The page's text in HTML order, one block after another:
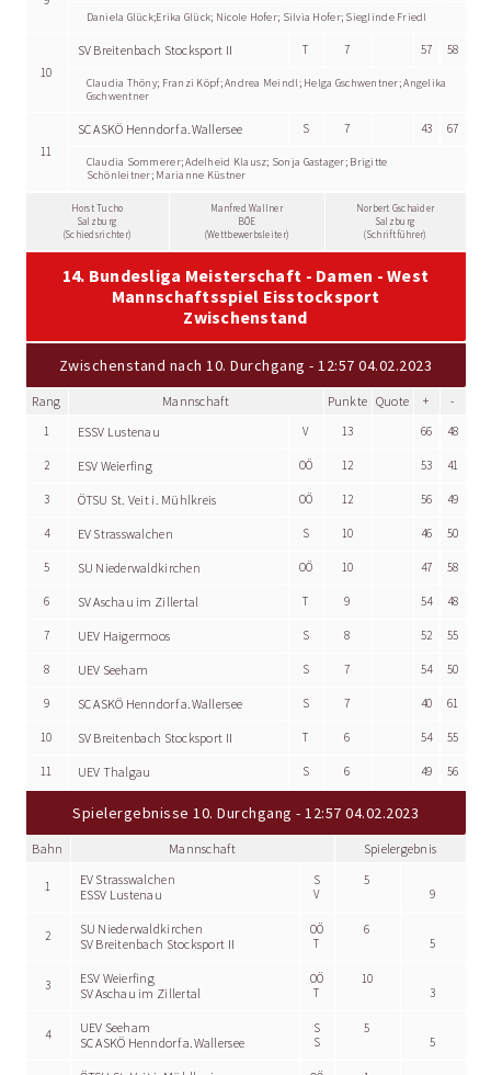
Daniela Glück;Erika Glück; Nicole Hofer; Silvia Hofer; Sieglinde Friedl
10
SV Breitenbach Stocksport II T 7 57 58
Claudia Thöny; Franzi Köpf; Andrea Meindl; Helga Gschwentner; Angelika
Gschwentner
11
SC ASKÖ Henndorf a.Wallersee S 7 43 67
Claudia Sommerer; Adelheid Klausz; Sonja Gastager; Brigitte
Schönleitner; Marianne Küstner
Horst Tucho
Salzburg
(Schiedsrichter)
Manfred Wallner
BÖE
(Wettbewerbsleiter)
Norbert Gschaider
Salzburg
(Schriftführer)
14. Bundesliga Meisterschaft - Damen - West
Mannschaftsspiel Eisstocksport
Zwischenstand
Zwischenstand nach 10. Durchgang - 12:57 04.02.2023
Rang Mannschaft Punkte Quote + -
1 ESSV Lustenau V 13 66 48
2 ESV Weierfing OÖ 12 53 41
3 ÖTSU St. Veit i. Mühlkreis OÖ 12 56 49
4 EV Strasswalchen S 10 46 50
5 SU Niederwaldkirchen OÖ 10 47 58
6 SV Aschau im Zillertal T 9 54 48
7 UEV Haigermoos S 8 52 55
8 UEV Seeham S 7 54 50
9 SC ASKÖ Henndorf a.Wallersee S 7 40 61
10 SV Breitenbach Stocksport II T 6 54 55
11 UEV Thalgau S 6 49 56
Spielergebnisse 10. Durchgang - 12:57 04.02.2023
Bahn Mannschaft Spielergebnis
1
EV Strasswalchen
ESSV Lustenau
S
V
5
9
2
SU Niederwaldkirchen
SV Breitenbach Stocksport II
OÖ
T
6
5
3
ESV Weierfing
SV Aschau im Zillertal
OÖ
T
10
3
4
UEV Seeham
SC ASKÖ Henndorf a.Wallersee
S
S
5
5